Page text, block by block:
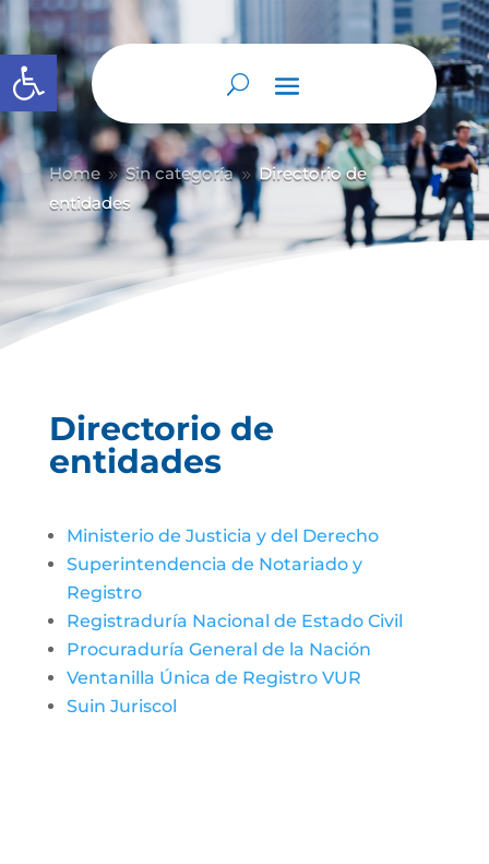
Abrir barra de herramientas
Home 9 Sin categoría 9 Directorio de
entidades
Directorio de
entidades
Ministerio de Justicia y del Derecho
Superintendencia de Notariado y
Registro
Registraduría Nacional de Estado Civil
Procuraduría General de la Nación
Ventanilla Única de Registro VUR
Suin Juriscol